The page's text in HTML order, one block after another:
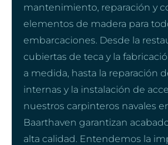
mantenimiento, reparación y
elementos de madera para
embarcaciones. Desde la
cubiertas de teca y la
a medida, hasta la reparación
internas y la instalación de
nuestros carpinteros navales
Baarthaven garantizan
alta calidad. Entendemos la